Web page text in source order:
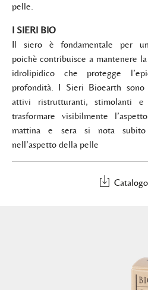
pelle.
I SIERI BIO
Il siero è fondamentale per
poichè contribuisce a mantenere
idrolipidico che protegge
profondità. I Sieri Bioearth
attivi ristrutturanti, stimolanti
trasformare visibilmente
mattina e sera si nota
nell’aspetto della pelle
Catalogo